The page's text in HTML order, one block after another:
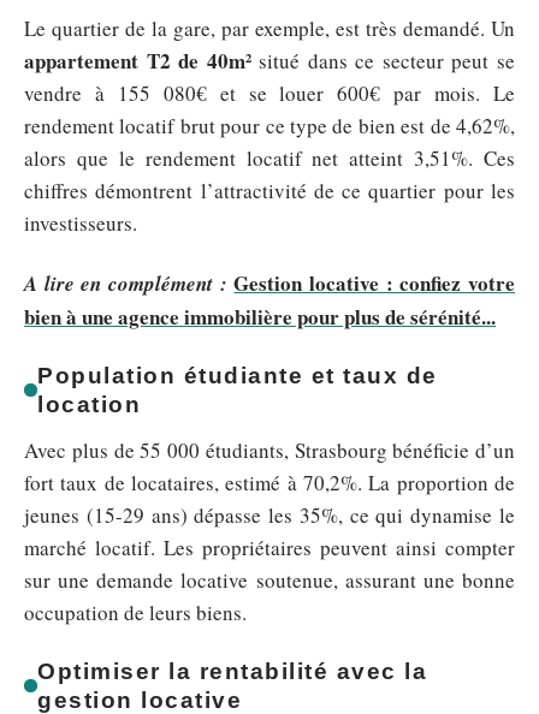
Le quartier de la gare, par exemple, est très demandé. Un
appartement T2 de 40m²situé dans ce secteur peut se
vendre à 155 080€ et se louer 600€ par mois. Le
rendement locatif brut pour ce type de bien est de 4,62%,
alors que le rendement locatif net atteint 3,51%. Ces
chiffres démontrent l’attractivité de ce quartier pour les
investisseurs.
A lire en complément : Gestion locative : confiez votre
bien à une agence immobilière pour plus de sérénité...
Population étudiante et taux de
location
Avec plus de 55 000 étudiants, Strasbourg bénéficie d’un
fort taux de locataires, estimé à 70,2%. La proportion de
jeunes (15-29 ans) dépasse les 35%, ce qui dynamise le
marché locatif. Les propriétaires peuvent ainsi compter
sur une demande locative soutenue, assurant une bonne
occupation de leurs biens.
Optimiser la rentabilité avec la
gestion locative